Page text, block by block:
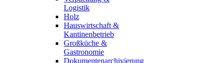
Logistik
Holz
Hauswirtschaft &
Kantinenbetrieb
Großküche &
Gastronomie
Dokumentenarchivierung